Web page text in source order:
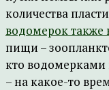
количества
водомерок также
пищи –
кто водомерками
– на какое-то